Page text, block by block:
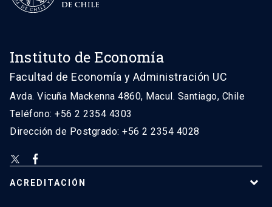
Instituto de Economía
Facultad de Economía y Administración UC
Avda. Vicuña Mackenna 4860, Macul. Santiago, Chile
Teléfono: +56 2 2354 4303
Dirección de Postgrado: +56 2 2354 4028
ACREDITACIÓN